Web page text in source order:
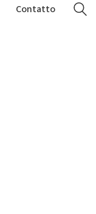
Contatto